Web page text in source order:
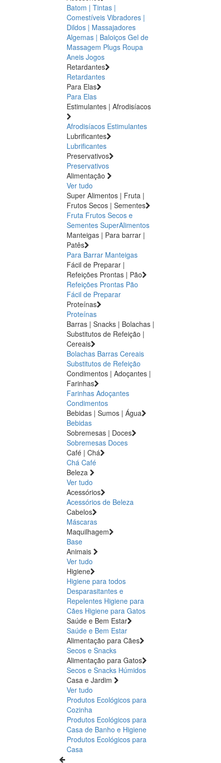
Batom | Tintas |
Comestíveis Vibradores |
Dildos | Massajadores
Algemas | Baloiços Gel de
Massagem Plugs Roupa
Aneis Jogos
Retardantes
Retardantes
Para Elas
Para Elas
Estimulantes | Afrodisíacos
Afrodisíacos Estimulantes
Lubrificantes
Lubrificantes
Preservativos
Preservativos
Alimentação
Ver tudo
Super Alimentos | Fruta |
Frutos Secos | Sementes
Fruta Frutos Secos e
Sementes SuperAlimentos
Manteigas | Para barrar |
Patês
Para Barrar Manteigas
Fácil de Preparar |
Refeições Prontas | Pão
Refeições Prontas Pão
Fácil de Preparar
Proteínas
Proteínas
Barras | Snacks | Bolachas |
Substitutos de Refeição |
Cereais
Bolachas Barras Cereais
Substitutos de Refeição
Condimentos | Adoçantes |
Farinhas
Farinhas Adoçantes
Condimentos
Bebidas | Sumos | Água
Bebidas
Sobremesas | Doces
Sobremesas Doces
Café | Chá
Chá Café
Beleza
Ver tudo
Acessórios
Acessórios de Beleza
Cabelos
Máscaras
Maquilhagem
Base
Animais
Ver tudo
Higiene
Higiene para todos
Desparasitantes e
Repelentes Higiene para
Cães Higiene para Gatos
Saúde e Bem Estar
Saúde e Bem Estar
Alimentação para Cães
Secos e Snacks
Alimentação para Gatos
Secos e Snacks Húmidos
Casa e Jardim
Ver tudo
Produtos Ecológicos para
Cozinha
Produtos Ecológicos para
Casa de Banho e Higiene
Produtos Ecológicos para
Casa